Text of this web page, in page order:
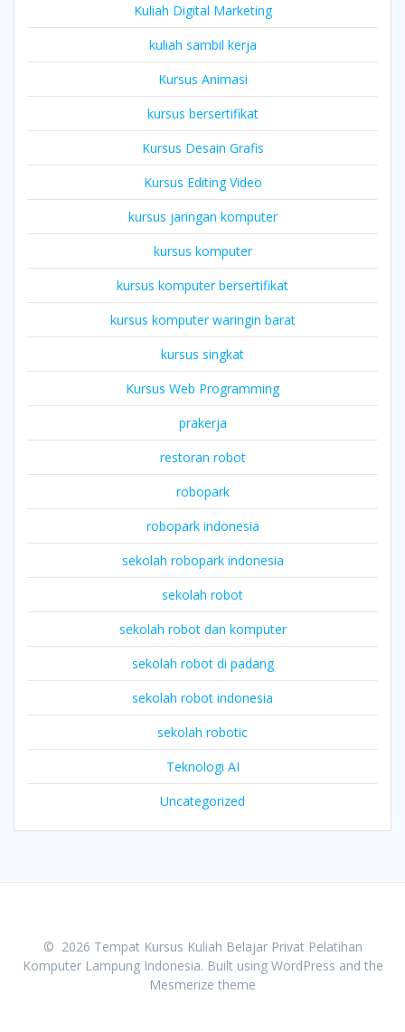
Kuliah Digital Marketing
kuliah sambil kerja
Kursus Animasi
kursus bersertifikat
Kursus Desain Grafis
Kursus Editing Video
kursus jaringan komputer
kursus komputer
kursus komputer bersertifikat
kursus komputer waringin barat
kursus singkat
Kursus Web Programming
prakerja
restoran robot
robopark
robopark indonesia
sekolah robopark indonesia
sekolah robot
sekolah robot dan komputer
sekolah robot di padang
sekolah robot indonesia
sekolah robotic
Teknologi AI
Uncategorized
© 2026 Tempat Kursus Kuliah Belajar Privat Pelatihan
Komputer Lampung Indonesia. Built using WordPress and the
Mesmerize theme